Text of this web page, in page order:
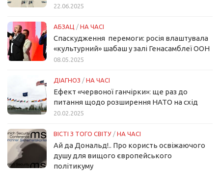
22.06.2025
АБЗАЦ / НА ЧАСІ
Спаскудження перемоги: росія влаштувала
«культурний» шабаш у залі Генасамблеї ООН
08.05.2025
ДІАГНОЗ / НА ЧАСІ
Ефект «червоної ганчірки»: ще раз до
питання щодо розширення НАТО на схід
20.02.2025
ВІСТІ З ТОГО СВІТУ / НА ЧАСІ
Ай да Дональд!.. Про користь освіжаючого
душу для вищого європейського
політикуму